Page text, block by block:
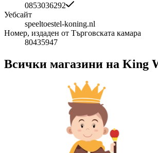
0853036292
Уебсайт
speeltoestel-koning.nl
Номер, издаден от Търговската камара
80435947
Всички магазини на King